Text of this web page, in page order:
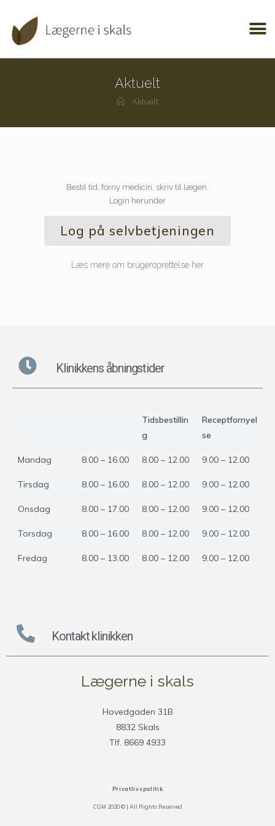
Aktuelt
Aktuelt
Bestil tid, forny medicin, skriv til lægen.
Login herunder
Log på selvbetjeningen
Læs mere om brugeroprettelse her
Klinikkens åbningstider
Tidsbestillin
g
Receptfornyel
se
Mandag 8.00 – 16.00 8.00 – 12.00 9.00 – 12.00
Tirsdag 8.00 – 16.00 8.00 – 12.00 9.00 – 12.00
Onsdag 8.00 – 17.00 8.00 – 12.00 9.00 – 12.00
Torsdag 8.00 – 16.00 8.00 – 12.00 9.00 – 12.00
Fredag 8.00 – 13.00 8.00 – 12.00 9.00 – 12.00
Kontakt klinikken
Lægerne i skals
Hovedgaden 31B
8832 Skals
Tlf. 8669 4933
Privatlivspolitik
CGM 2020 ©​ | All Rights Reserved